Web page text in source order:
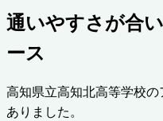
通いやすさが合
ース
高知県立高知北高等学校
ありました。